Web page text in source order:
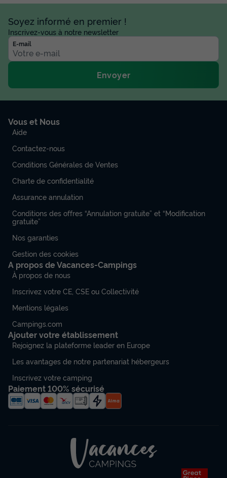
Soyez informé en premier !
Inscrivez-vous à notre newsletter
E-mail
Envoyer
Vous et Nous
Aide
Contactez-nous
Conditions Générales de Ventes
Charte de confidentialité
Assurance annulation
Conditions des offres “Annulation gratuite” et “Modification
gratuite”
Nos garanties
Gestion des cookies
A propos de Vacances-Campings
À propos de nous
Inscrivez votre CE, CSE ou Collectivité
Mentions légales
Campings.com
Ajouter votre établissement
Rejoignez la plateforme leader en Europe
Les avantages de notre partenariat hébergeurs
Inscrivez votre camping
Paiement 100% sécurisé